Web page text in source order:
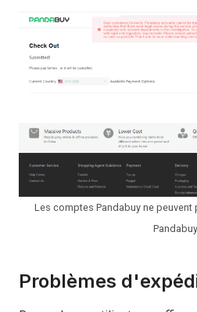
Les comptes Pandabuy ne peuvent
Pandabuy
Problèmes